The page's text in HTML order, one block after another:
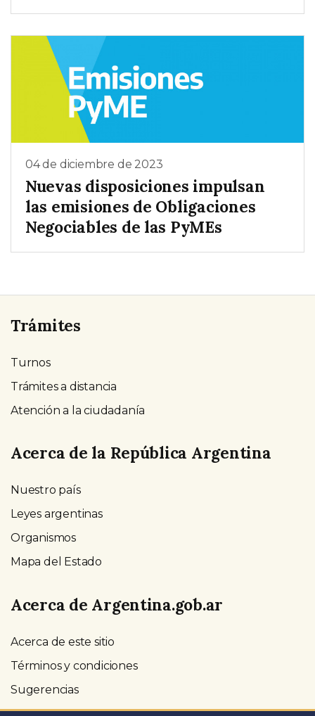
04 de diciembre de 2023
Nuevas disposiciones impulsan
las emisiones de Obligaciones
Negociables de las PyMEs
Trámites
Turnos
Trámites a distancia
Atención a la ciudadanía
Acerca de la República Argentina
Nuestro país
Leyes argentinas
Organismos
Mapa del Estado
Acerca de Argentina.gob.ar
Acerca de este sitio
Términos y condiciones
Sugerencias